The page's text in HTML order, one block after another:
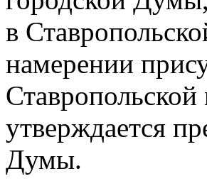
в
намерении
утверждается
Думы.